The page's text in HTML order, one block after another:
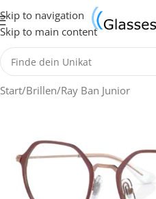
Skip to navigation
Skip to main content
Start/Brillen/Ray Ban Junior